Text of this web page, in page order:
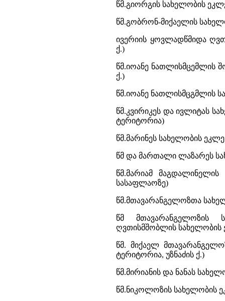
წმ.გიორგის სახელობის
წმ.გობრონ-მიქაელის
ივერიის ყოვლადწმიდა
ქ.)
წმ.იოანე ნათლისმცემლის
ქ.)
წმ.იოანე ნათლისმცგმლის
წმ.კვირიკეს და ივლიტას
ტერიტორია)
წმ.მარინეს სახელობის
წმ და მართალი ლაზარეს
წმ.მარიამ
სასაფლაოზე)
წმ.მთავარანგელოზთა
წმ მთავარანგელოზის
ღვთისმშობლის სახელობის
წმ. მიქაელ
ტერიტორია, უზნაძის ქ.)
წმ.მირიანის და ნანას
წმ.ნიკოლოზის სახელობის